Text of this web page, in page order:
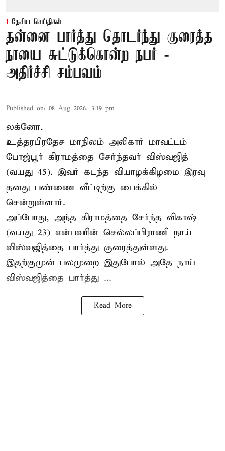
தேசிய செய்திகள்
தன்னை பார்த்து தொடர்ந்து குரைத்த
நாயை சுட்டுக்கொன்ற நபர் -
அதிர்ச்சி சம்பவம்
Published on: 08 Aug 2026, 3:19 pm
லக்னோ,
உத்தரபிரதேச மாநிலம் அலிகார் மாவட்டம்
போஜ்பூர் கிராமத்தை சேர்ந்தவர் விஸ்வஜித்
(வயது 45). இவர் கடந்த வியாழக்கிழமை இரவு
தனது பண்ணை வீட்டிற்கு பைக்கில்
சென்றுள்ளார்.
அப்போது, அந்த கிராமத்தை சேர்ந்த விகாஷ்
(வயது 23) என்பவரின் செல்லப்பிராணி நாய்
விஸ்வஜித்தை பார்த்து குரைத்துள்ளது.
இதற்குமுன் பலமுறை இதுபோல் அதே நாய்
விஸ்வஜித்தை பார்த்து ...
Read More